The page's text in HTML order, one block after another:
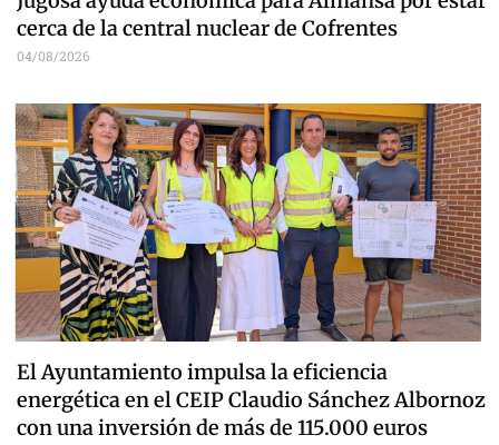
cerca de la central nuclear de Cofrentes
04/08/2026
El Ayuntamiento impulsa la eficiencia
energética en el CEIP Claudio Sánchez Albornoz
con una inversión de más de 115.000 euros